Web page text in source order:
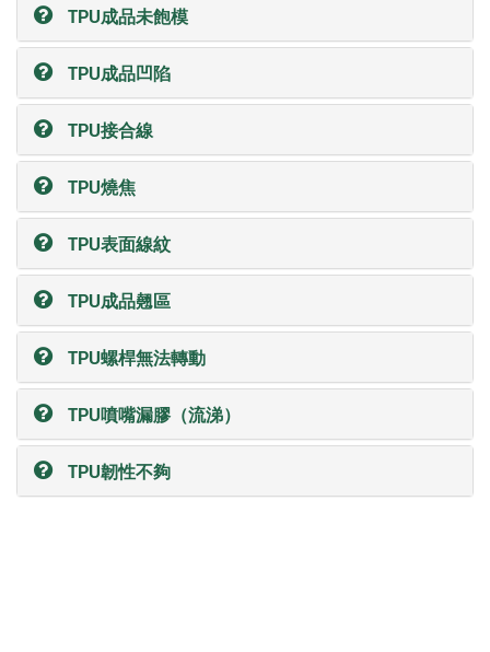
TPU成品未飽模
TPU成品凹陷
TPU接合線
TPU燒焦
TPU表面線紋
TPU成品翹區
TPU螺桿無法轉動
TPU噴嘴漏膠（流涕）
TPU韌性不夠